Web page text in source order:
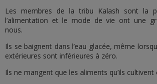
Les membres de la tribu Kalash sont la
l’alimentation et le mode de vie ont une
nous.
Ils se baignent dans l’eau glacée, même
extérieures sont inférieures à zéro.
Ils ne mangent que les aliments qu’ils cultivent